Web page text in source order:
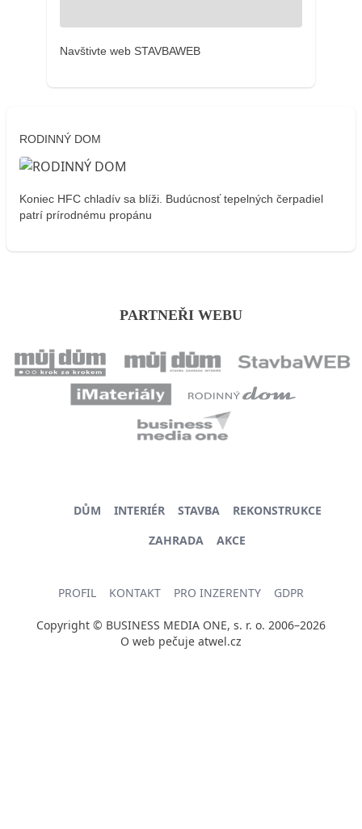
Navštivte web STAVBAWEB
RODINNÝ DOM
Koniec HFC chladív sa blíži. Budúcnosť tepelných čerpadiel
patrí prírodnému propánu
PARTNEŘI WEBU
DŮM INTERIÉR STAVBA
REKONSTRUKCE
ZAHRADA
AKCE
PROFIL KONTAKT PRO INZERENTY GDPR
Copyright © BUSINESS MEDIA ONE, s. r. o. 2006–2026